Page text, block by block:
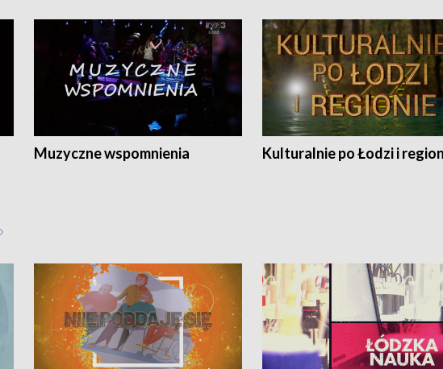
Muzyczne wspomnienia Kulturalnie po Łodzi i